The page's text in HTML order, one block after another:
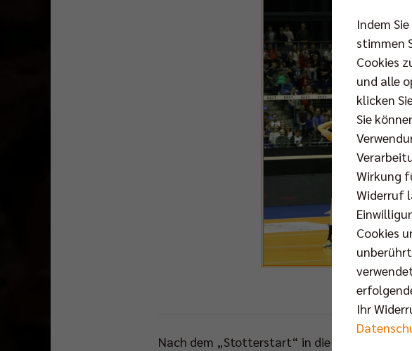
Nach dem „Stotterstart“ in die Saison 2017/
Indem
stimmen
Cookies
und alle
klicken
Sie
Wirkung
Widerruf
Cookies
Ihr